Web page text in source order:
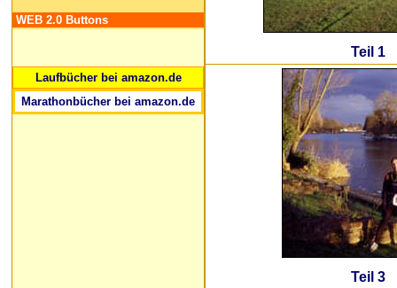
WEB 2.0 Buttons
Laufbücher bei amazon.de
Marathonbücher bei amazon.de
Teil 1
Teil 3